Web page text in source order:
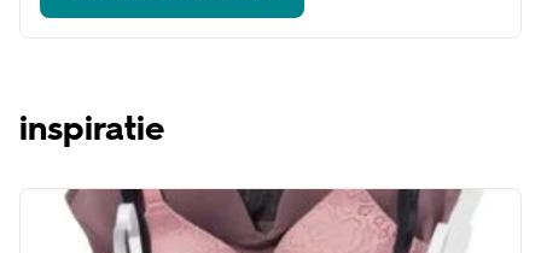
inspiratie